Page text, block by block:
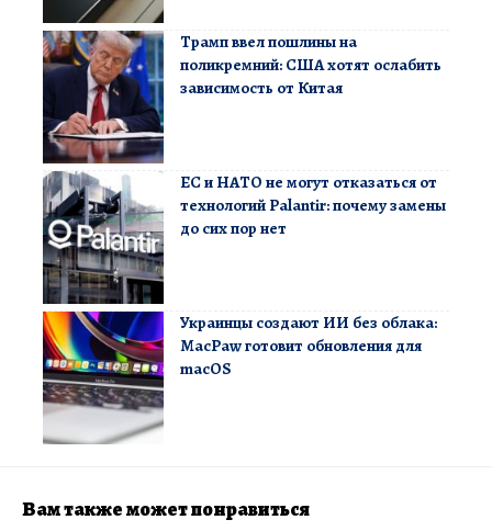
Трамп ввел пошлины на
поликремний: США хотят ослабить
зависимость от Китая
ЕС и НАТО не могут отказаться от
технологий Palantir: почему замены
до сих пор нет
Украинцы создают ИИ без облака:
MacPaw готовит обновления для
macOS
Вам также может понравиться